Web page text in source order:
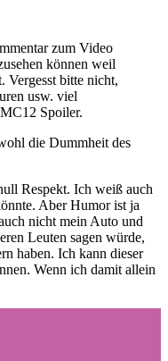
zum Video
können weil
Vergesst bitte nicht,
usw. viel
Spoiler.
die Dummheit des
Respekt. Ich weiß auch
Aber Humor ist ja
nicht mein Auto und
Leuten sagen würde,
haben. Ich kann dieser
Wenn ich damit allein